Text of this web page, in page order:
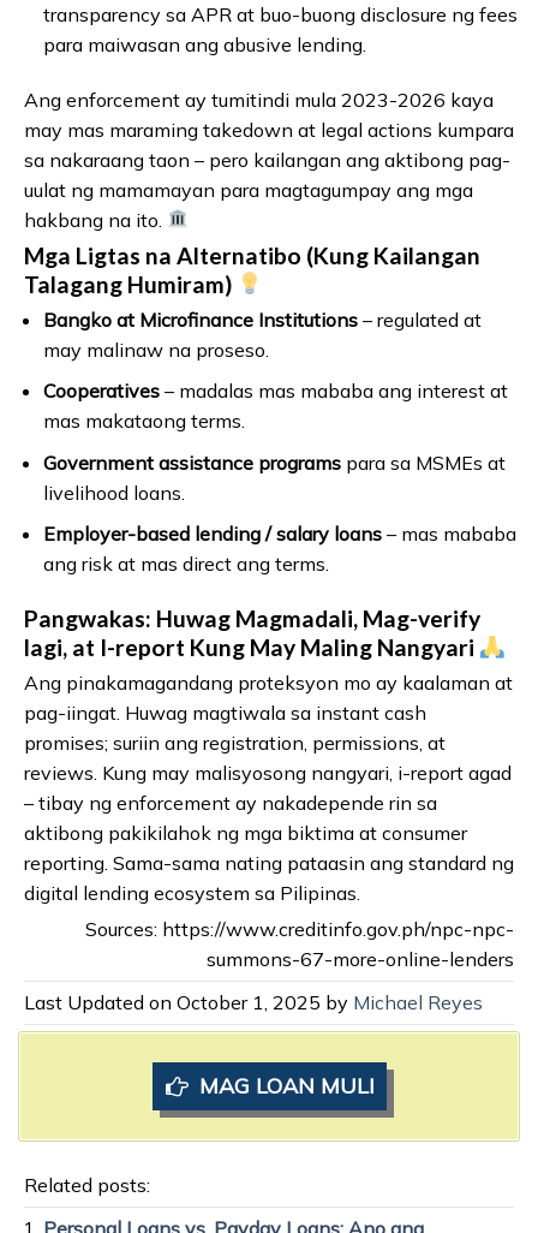
transparency sa APR at buo-buong disclosure ng fees
para maiwasan ang abusive lending.
Ang enforcement ay tumitindi mula 2023-2026 kaya
may mas maraming takedown at legal actions kumpara
sa nakaraang taon – pero kailangan ang aktibong pag-
uulat ng mamamayan para magtagumpay ang mga
hakbang na ito.
Mga Ligtas na Alternatibo (Kung Kailangan
Talagang Humiram)
Bangko at Microfinance Institutions– regulated at
may malinaw na proseso.
Cooperatives– madalas mas mababa ang interest at
mas makataong terms.
Government assistance programspara sa MSMEs at
livelihood loans.
Employer-based lending / salary loans– mas mababa
ang risk at mas direct ang terms.
Pangwakas: Huwag Magmadali, Mag-verify
lagi, at I-report Kung May Maling Nangyari
Ang pinakamagandang proteksyon mo ay kaalaman at
pag-iingat. Huwag magtiwala sa instant cash
promises; suriin ang registration, permissions, at
reviews. Kung may malisyosong nangyari, i-report agad
– tibay ng enforcement ay nakadepende rin sa
aktibong pakikilahok ng mga biktima at consumer
reporting. Sama-sama nating pataasin ang standard ng
digital lending ecosystem sa Pilipinas.
Sources: https://www.creditinfo.gov.ph/npc-npc-
summons-67-more-online-lenders
Last Updated on October 1, 2025 by Michael Reyes
MAG LOAN MULI
Related posts: